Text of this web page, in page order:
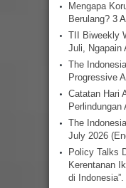
Mengapa
Berulang? 3
TII Biweekly
Juli, Ngapain
The
Progressive
Catatan Hari
Perlindungan
The
July 2026
Policy Talks
Kerentanan
di Indonesia”.